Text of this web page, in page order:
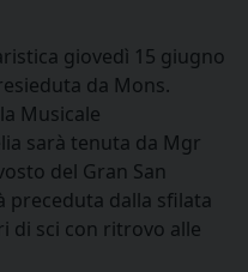
giovedì 15 giugno
da Mons.
Musicale
sarà tenuta da Mgr
del Gran San
preceduta dalla sfilata
di sci con ritrovo alle